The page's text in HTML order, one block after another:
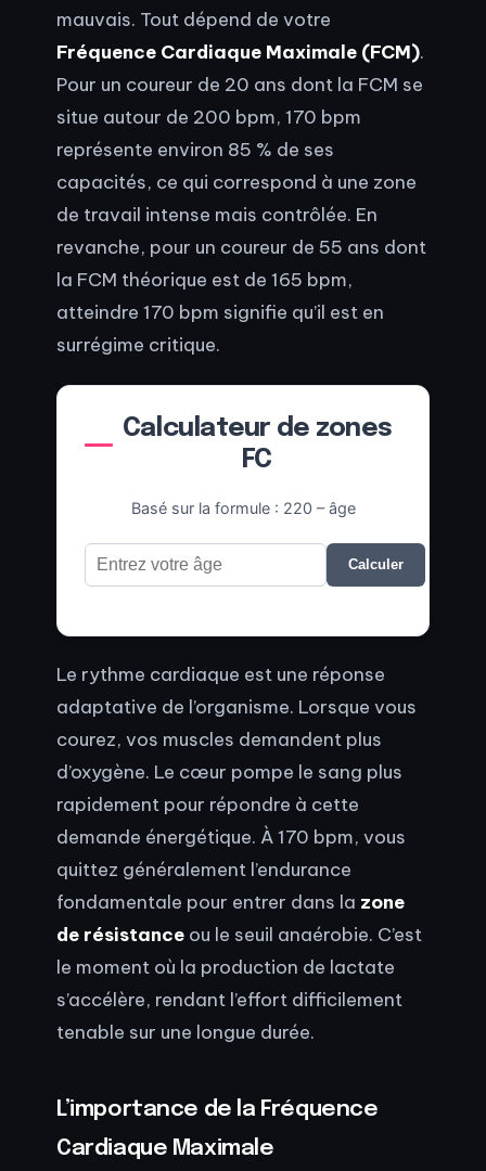
mauvais. Tout dépend de votre
Fréquence Cardiaque Maximale (FCM).
Pour un coureur de 20 ans dont la FCM se
situe autour de 200 bpm, 170 bpm
représente environ 85 % de ses
capacités, ce qui correspond à une zone
de travail intense mais contrôlée. En
revanche, pour un coureur de 55 ans dont
la FCM théorique est de 165 bpm,
atteindre 170 bpm signifie qu’il est en
surrégime critique.
Calculateur de zones
FC
Basé sur la formule : 220 – âge
Calculer
Le rythme cardiaque est une réponse
adaptative de l’organisme. Lorsque vous
courez, vos muscles demandent plus
d’oxygène. Le cœur pompe le sang plus
rapidement pour répondre à cette
demande énergétique. À 170 bpm, vous
quittez généralement l’endurance
fondamentale pour entrer dans la zone
de résistance ou le seuil anaérobie. C’est
le moment où la production de lactate
s’accélère, rendant l’effort difficilement
tenable sur une longue durée.
L’importance de la Fréquence
Cardiaque Maximale